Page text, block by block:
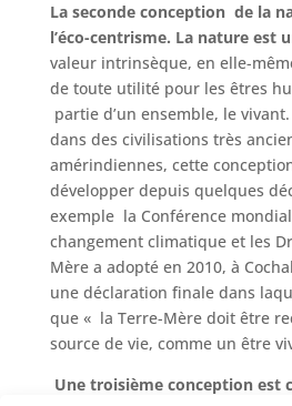
La seconde conception de la
l’éco-centrisme. La nature est
valeur intrinsèque, en elle-
de toute utilité pour les êtres
partie d’un ensemble, le
dans des civilisations très
amérindiennes, cette
développer depuis quelques
exemple la Conférence
changement climatique et les
Mère a adopté en 2010, à
une déclaration finale dans
que « la Terre-Mère doit être
source de vie, comme un être
Une troisième conception est